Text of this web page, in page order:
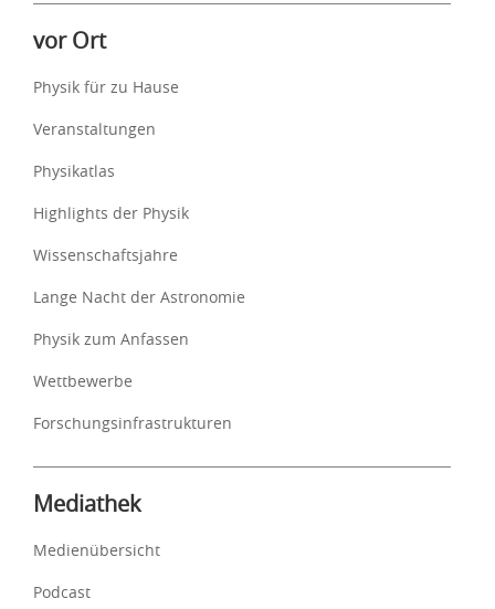
vor Ort
Physik für zu Hause
Veranstaltungen
Physikatlas
Highlights der Physik
Wissenschaftsjahre
Lange Nacht der Astronomie
Physik zum Anfassen
Wettbewerbe
Forschungsinfrastrukturen
Mediathek
Medienübersicht
Podcast